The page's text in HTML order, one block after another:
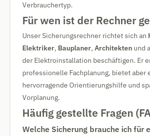
Verbrauchertyp.
Für wen ist der Rechner
Unser Sicherungsrechner richtet sich an
Elektriker, Bauplaner, Architekten und
der Elektroinstallation beschäftigen. Er
professionelle Fachplanung, bietet aber
hervorragende Orientierungshilfe und
Vorplanung.
Häufig gestellte Fragen
Welche Sicherung brauche ich für